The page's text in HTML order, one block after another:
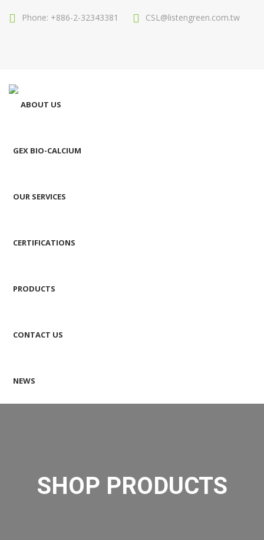
Phone: +886-2-32343381 CSL@listengreen.com.tw
ABOUT US
GEX BIO-CALCIUM
OUR SERVICES
CERTIFICATIONS
PRODUCTS
CONTACT US
NEWS
SHOP PRODUCTS